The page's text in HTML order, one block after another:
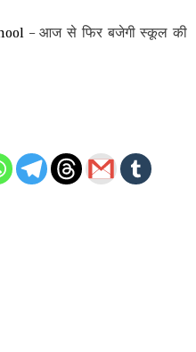
– आज से फिर बजेगी स्कूल की